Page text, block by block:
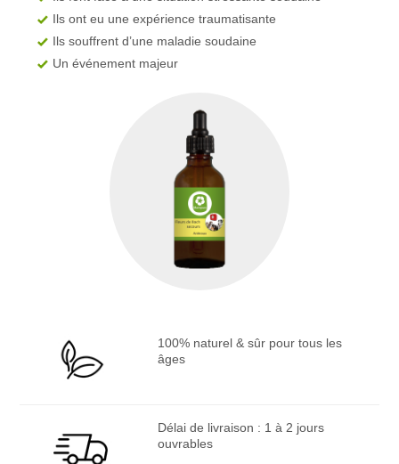
Ils ont eu une expérience traumatisante
Ils souffrent d’une maladie soudaine
Un événement majeur
100% naturel & sûr pour tous les
âges
Délai de livraison : 1 à 2 jours
ouvrables